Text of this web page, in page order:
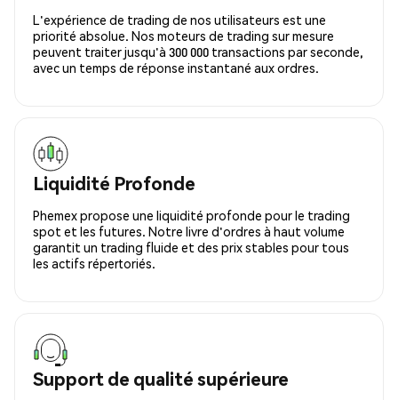
L'expérience de trading de nos utilisateurs est une
priorité absolue. Nos moteurs de trading sur mesure
peuvent traiter jusqu'à 300 000 transactions par seconde,
avec un temps de réponse instantané aux ordres.
Liquidité Profonde
Phemex propose une liquidité profonde pour le trading
spot et les futures. Notre livre d'ordres à haut volume
garantit un trading fluide et des prix stables pour tous
les actifs répertoriés.
Support de qualité supérieure